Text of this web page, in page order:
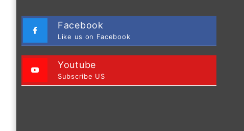
Facebook
Like us on Facebook
Youtube
Subscribe US